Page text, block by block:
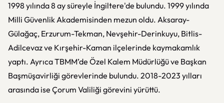
1998 yılında 8 ay süreyle İngiltere'de bulundu. 1999 yılında
Milli Güvenlik Akademisinden mezun oldu. Aksaray-
Gülağaç, Erzurum-Tekman, Nevşehir-Derinkuyu, Bitlis-
Adilcevaz ve Kırşehir-Kaman ilçelerinde kaymakamlık
yaptı. Ayrıca TBMM’de Özel Kalem Müdürlüğü ve Başkan
Başmüşavirliği görevlerinde bulundu. 2018-2023 yılları
arasında ise Çorum Valiliği görevini yürüttü.